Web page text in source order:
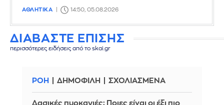
ΑΘΛΗΤΙΚΑ 14:50, 05.08.2026
ΔΙΑΒΑΣΤΕ ΕΠΙΣΗΣ
περισσότερες ειδήσεις από το skai.gr
ΡΟΗ ΔΗΜΟΦΙΛΗ ΣΧΟΛΙΑΣΜΕΝΑ
Δασικές πυρκαγιές: Ποιες είναι οι έξι πιο